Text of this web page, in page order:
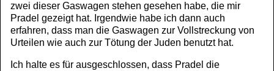
zwei dieser Gaswagen stehen gesehen habe, die mir
Pradel gezeigt hat. Irgendwie habe ich dann auch
erfahren, dass man die Gaswagen zur Vollstreckung von
Urteilen wie auch zur Tötung der Juden benutzt hat.
Ich halte es für ausgeschlossen, dass Pradel die